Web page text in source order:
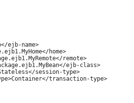
ejb-name>
home>
remote>
ejb-class>
session-type>
transaction-type>